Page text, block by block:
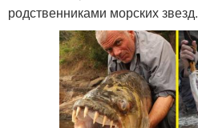
родственниками морских звезд.